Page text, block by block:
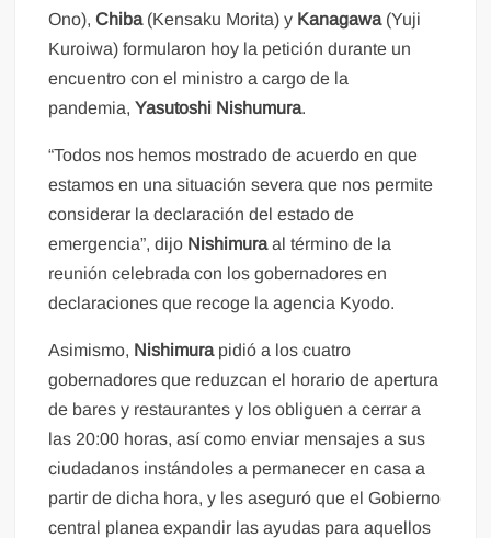
Ono),Chiba(Kensaku Morita) y Kanagawa(Yuji
Kuroiwa) formularon hoy la petición durante un
encuentro con el ministro a cargo de la
pandemia,Yasutoshi Nishumura.
“Todos nos hemos mostrado de acuerdo en que
estamos en una situación severa que nos permite
considerar la declaración del estado de
emergencia”, dijo Nishimuraal término de la
reunión celebrada con los gobernadores en
declaraciones que recoge la agencia Kyodo.
Asimismo, Nishimurapidió a los cuatro
gobernadores que reduzcan el horario de apertura
de bares y restaurantes y los obliguen a cerrar a
las 20:00 horas, así como enviar mensajes a sus
ciudadanos instándoles a permanecer en casa a
partir de dicha hora, y les aseguró que el Gobierno
central planea expandir las ayudas para aquellos